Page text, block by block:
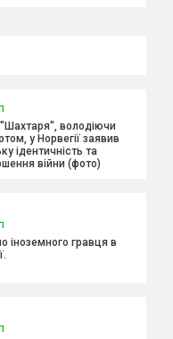
володіючи
у Норвегії заявив
ідентичність та
війни (фото)
іноземного гравця в